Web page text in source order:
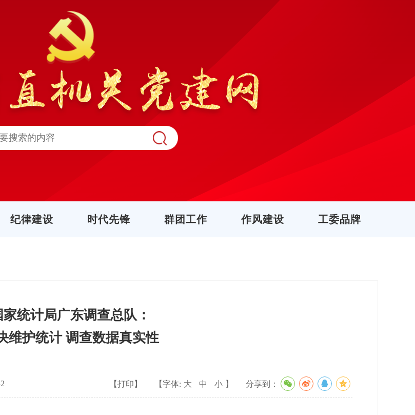
纪律建设 时代先锋 群团工作 作风建设 工委品牌
家统计局广东调查总队：
维护统计 调查数据真实性
【打印】 【字体: 大 中 小 】 分享到：